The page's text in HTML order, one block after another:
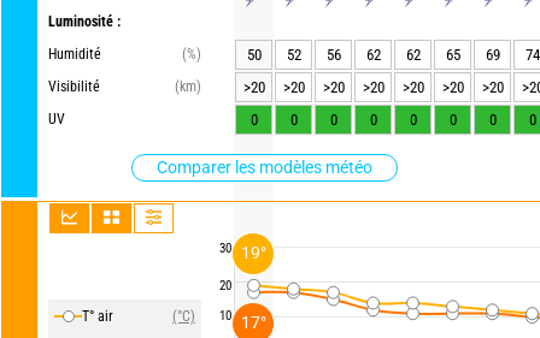
Luminosité :
Humidité
(%)
Visibilité
(km)
UV
Comparer les modèles météo
T° air
(°C)
30
20
10
50 52 56 62 62 65 69
74
>20
>20 >20 >20 >20 >20 >20
0
0 0 0 0 0 0 0
19°
17°